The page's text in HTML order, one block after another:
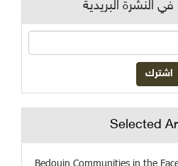
النشرة البريدية
Selected
Bedouin Communities in the